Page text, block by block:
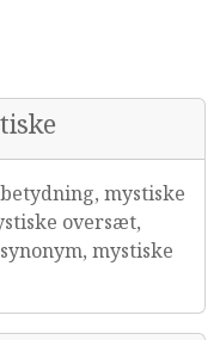
mystiske
oversæt,
mystiske